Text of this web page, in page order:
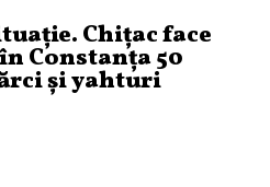
Chițac face
Constanța 50
și yahturi